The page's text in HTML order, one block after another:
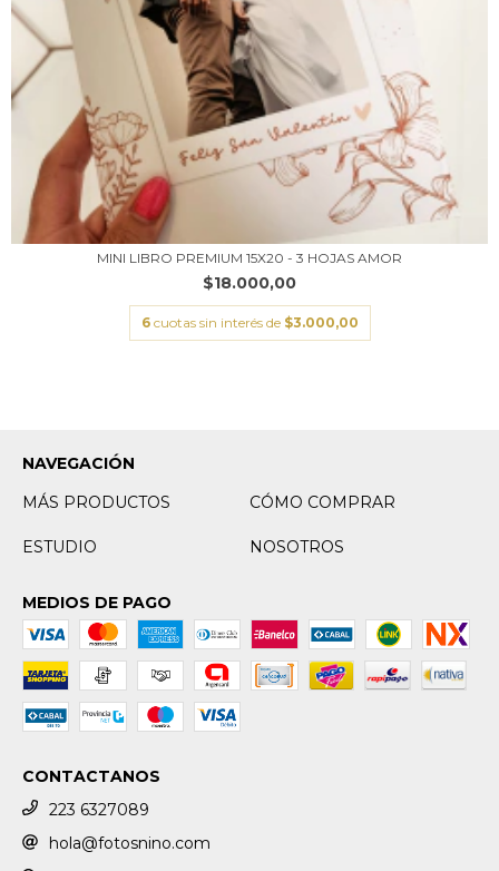
MINI LIBRO PREMIUM 15X20 - 3 HOJAS AMOR
$18.000,00
6 cuotas sin interés de $3.000,00
NAVEGACIÓN
MÁS PRODUCTOS
CÓMO COMPRAR
ESTUDIO NOSOTROS
MEDIOS DE PAGO
CONTACTANOS
223 6327089
hola@fotosnino.com